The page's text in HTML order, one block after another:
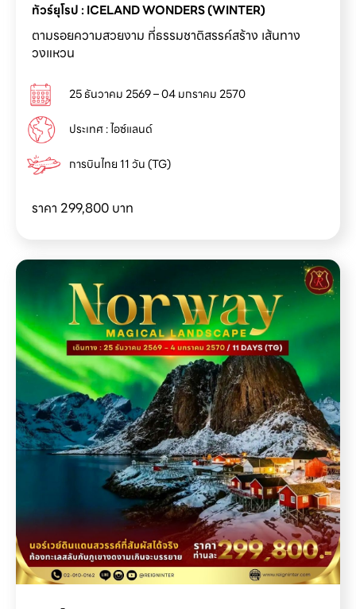
ทัวร์ยุโรป : ICELAND WONDERS (WINTER)
ตามรอยความสวยงาม ที่ธรรมชาติสรรค์สร้าง เส้นทาง
วงแหวน
25 ธันวาคม 2569 – 04 มกราคม 2570
ประเทศ : ไอซ์แลนด์
การบินไทย 11 วัน (TG)
ราคา 299,800 บาท